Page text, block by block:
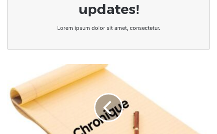
updates!
Lorem ipsum dolor sit amet, consectetur.
traces
que
nos